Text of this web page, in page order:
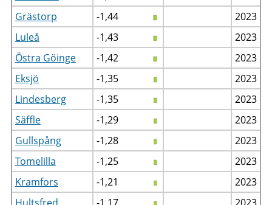
Grästorp
-1,44
2023
Luleå
-1,43
2023
Östra Göinge
-1,42
2023
Eksjö
-1,35
2023
Lindesberg
-1,35
2023
Säffle
-1,29
2023
Gullspång
-1,28
2023
Tomelilla
-1,25
2023
Kramfors
-1,21
2023